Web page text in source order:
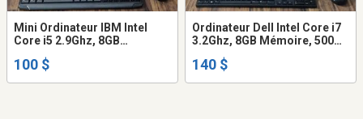
Mini Ordinateur IBM Intel
Core i5 2.9Ghz, 8GB
disque, écran clavier,
100 $
Ordinateur Dell Intel Core i7
3.2Ghz, 8GB Mémoire, 500GB
souris WiFi
140 $